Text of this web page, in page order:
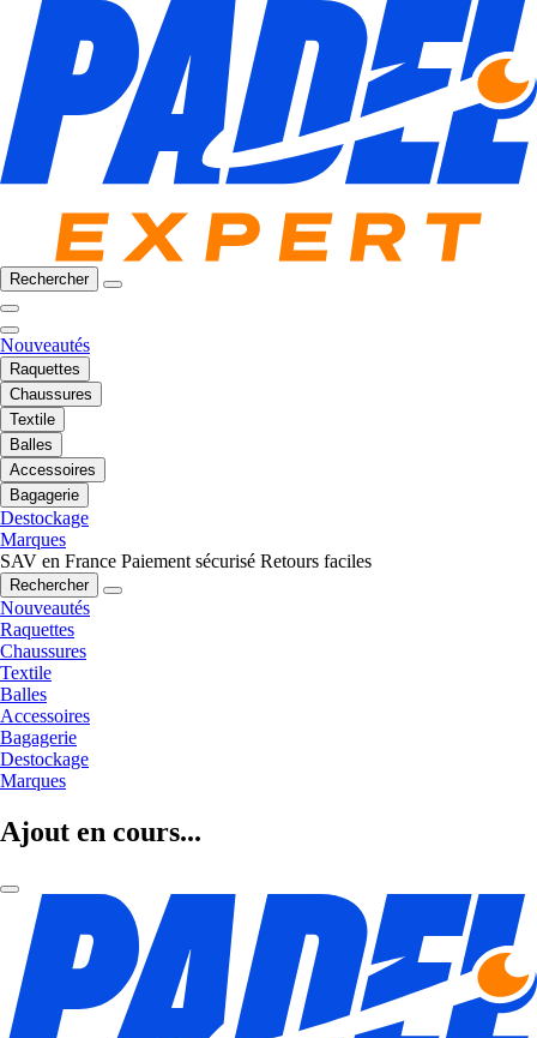
Rechercher
Nouveautés
Raquettes
Chaussures
Textile
Balles
Accessoires
Bagagerie
Destockage
Marques
SAV en France Paiement sécurisé Retours faciles
Rechercher
Nouveautés
Raquettes
Chaussures
Textile
Balles
Accessoires
Bagagerie
Destockage
Marques
Ajout en cours...